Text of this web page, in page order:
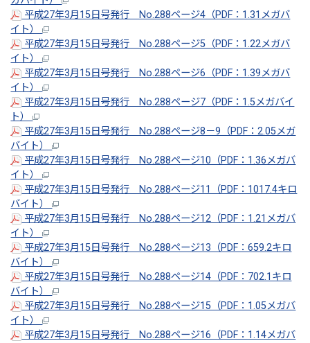
平成27年3月15日号発行 No.288ページ4（PDF：1.31メガバ
イト）
平成27年3月15日号発行 No.288ページ5（PDF：1.22メガバ
イト）
平成27年3月15日号発行 No.288ページ6（PDF：1.39メガバ
イト）
平成27年3月15日号発行 No.288ページ7（PDF：1.5メガバイ
ト）
平成27年3月15日号発行 No.288ページ8－9（PDF：2.05メガ
バイト）
平成27年3月15日号発行 No.288ページ10（PDF：1.36メガバ
イト）
平成27年3月15日号発行 No.288ページ11（PDF：1017.4キロ
バイト）
平成27年3月15日号発行 No.288ページ12（PDF：1.21メガバ
イト）
平成27年3月15日号発行 No.288ページ13（PDF：659.2キロ
バイト）
平成27年3月15日号発行 No.288ページ14（PDF：702.1キロ
バイト）
平成27年3月15日号発行 No.288ページ15（PDF：1.05メガバ
イト）
平成27年3月15日号発行 No.288ページ16（PDF：1.14メガバ